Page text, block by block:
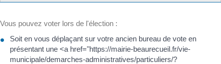
Vous pouvez voter lors de l'élection :
Soit en vous déplaçant sur votre ancien bureau de vote en
présentant une <a href="https://mairie-beaurecueil.fr/vie-
municipale/demarches-administratives/particuliers/?